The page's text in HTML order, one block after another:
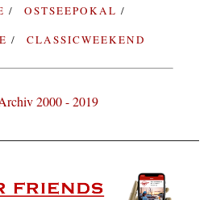
OSTSEEPOKAL
CLASSICWEEKEND
2000 - 2019